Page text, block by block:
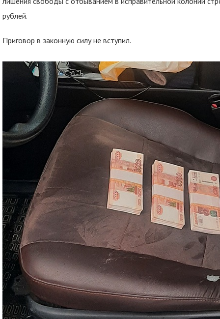
рублей.
Приговор в законную силу не вступил.